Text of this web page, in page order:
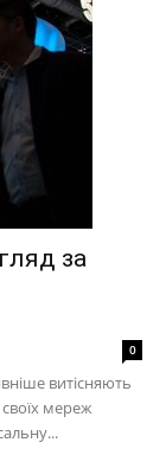
за
0
витісняють
своїх мереж